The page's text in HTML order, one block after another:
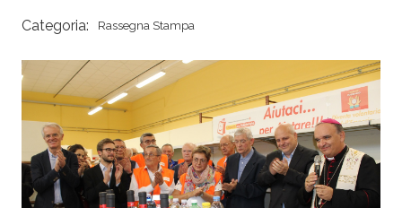
Categoria: Rassegna Stampa